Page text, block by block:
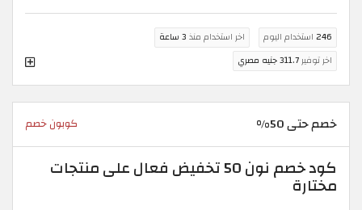
246 استخدام اليوم اخر استخدام منذ 3 ساعة
اخر توفير311.7 جنيه مصري
خصم حتى 50% كوبون خصم
كود خصم نون 50 تخفيض فعال على منتجات
مختارة